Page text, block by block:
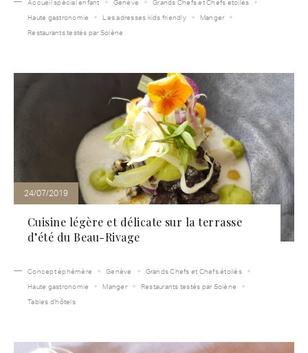
Accueil spécial enfant Genève
Grands Chefs et Chefs étoilés
Haute gastronomie
Les adresses kids friendly
Manger
Restaurants testés par Solène
24/07/2019
Cuisine légère et délicate sur la terrasse
d’été du Beau-Rivage
Concept éphémère Genève
Grands Chefs et Chefs étoilés
Haute gastronomie
Manger
Restaurants testés par Solène
Tables d'hôtels